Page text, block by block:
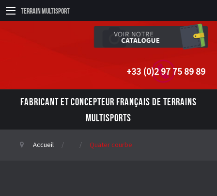
Terrain Multisport
+33 (0)2 97 75 89 89
FABRICANT ET CONCEPTEUR FRANÇAIS DE TERRAINS
MULTISPORTS
Accueil Quater courbe